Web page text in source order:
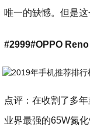
唯一的缺憾。但是这
#2999#OPPO
点评：在收割了多
业界最强的65W氮